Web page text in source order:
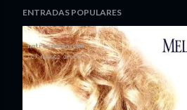
ENTRADAS POPULARES